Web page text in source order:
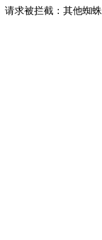
请求被拦截：其他蜘蛛